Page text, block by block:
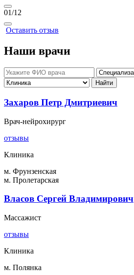
01/12
Оставить отзыв
Наши врачи
Захаров Петр Дмитриевич
Врач-нейрохирург
отзывы
Клиника
м. Фрунзенская
м. Пролетарская
Власов Сергей Владимирович
Массажист
отзывы
Клиника
м. Полянка